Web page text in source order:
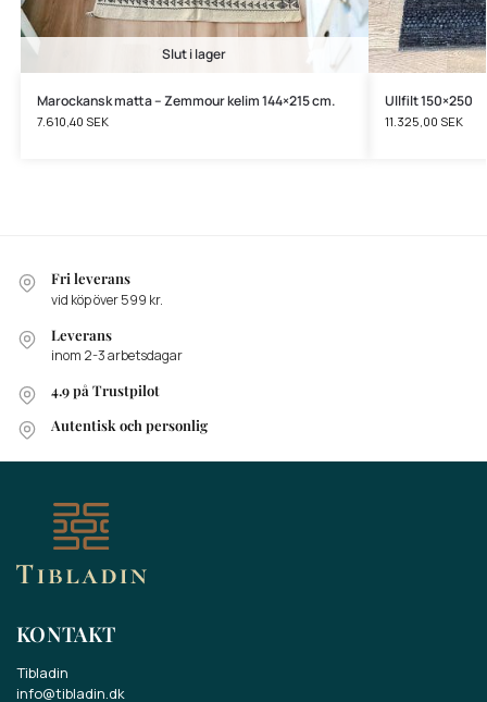
Slut i lager
Marockansk matta – Zemmour kelim 144×215 cm.
7.610,40 SEK
Ullfilt 150×250
11.325,00 SEK
Fri leverans
vid köp över 599 kr.
Leverans
inom 2-3 arbetsdagar
4.9 på Trustpilot
Autentisk och personlig
KONTAKT
Tibladin
info@tibladin.dk